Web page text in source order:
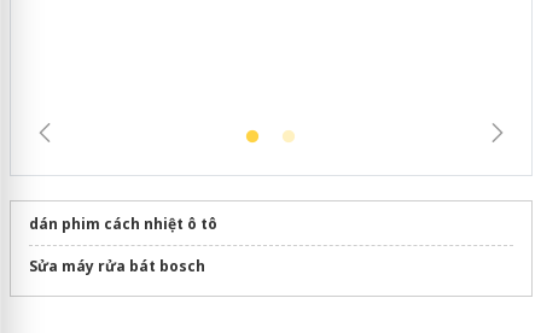
dán phim cách nhiệt ô tô
Sửa máy rửa bát bosch